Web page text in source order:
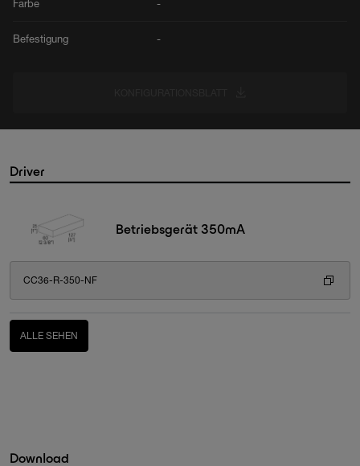
Farbe -
Befestigung -
Driver
Betriebsgerät 350mA
CC36-R-350-NF
ALLE SEHEN
Download